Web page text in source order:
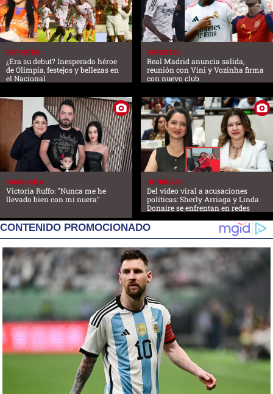
DEPORTES
¿Era su debut? Inesperado héroe
de Olimpia, festejos y bellezas en
el Nacional
DEPORTES
Real Madrid anuncia salida,
reunión con Vini y Vozinha firma
con nuevo club
FARANDULA
Victoria Ruffo: "Nunca me he
llevado bien con mi nuera"
HONDURAS
Del video viral a acusaciones
políticas: Sherly Arriaga y Linda
Donaire se enfrentan en redes
CONTENIDO PROMOCIONADO